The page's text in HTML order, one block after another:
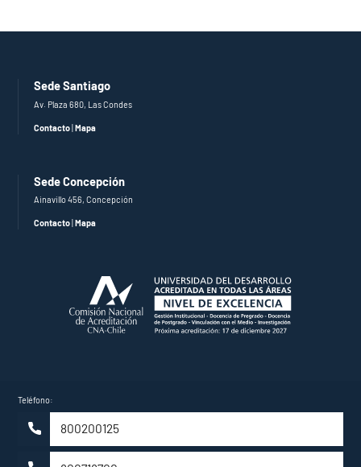
Sede Santiago
Av. Plaza 680, Las Condes
Contacto|Mapa
Sede Concepción
Ainavillo 456, Concepción
Contacto |Mapa
Teléfono:
800200125